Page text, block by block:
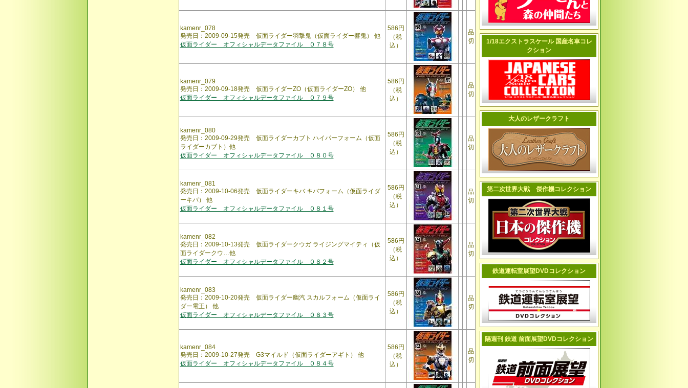
kamenr_078
発売日：2009-09-15発売 仮面ライダー羽撃鬼（仮面ライダー響鬼） 他
仮面ライダー オフィシャルデータファイル ０７８号
586円
（税
込）
品
切
kamenr_079
発売日：2009-09-18発売 仮面ライダーZO（仮面ライダーZO） 他
仮面ライダー オフィシャルデータファイル ０７９号
586円
（税
込）
品
切
kamenr_080
発売日：2009-09-29発売 仮面ライダーカブト ハイパーフォーム（仮面
ライダーカブト）他
仮面ライダー オフィシャルデータファイル ０８０号
586円
（税
込）
品
切
kamenr_081
発売日：2009-10-06発売 仮面ライダーキバ キバフォーム（仮面ライダ
ーキバ） 他
仮面ライダー オフィシャルデータファイル ０８１号
586円
（税
込）
品
切
kamenr_082
発売日：2009-10-13発売 仮面ライダークウガ ライジングマイティ（仮
面ライダークウ…他
仮面ライダー オフィシャルデータファイル ０８２号
586円
（税
込）
品
切
kamenr_083
発売日：2009-10-20発売 仮面ライダー幽汽 スカルフォーム（仮面ライ
ダー電王） 他
仮面ライダー オフィシャルデータファイル ０８３号
586円
（税
込）
品
切
kamenr_084
発売日：2009-10-27発売 G3マイルド（仮面ライダーアギト） 他
仮面ライダー オフィシャルデータファイル ０８４号
586円
（税
込）
品
切
1/18エクストラスケール 国産名車コレ
クション
大人のレザークラフト
第二次世界大戦 傑作機コレクション
鉄道運転室展望DVDコレクション
隔週刊 鉄道 前面展望DVDコレクション